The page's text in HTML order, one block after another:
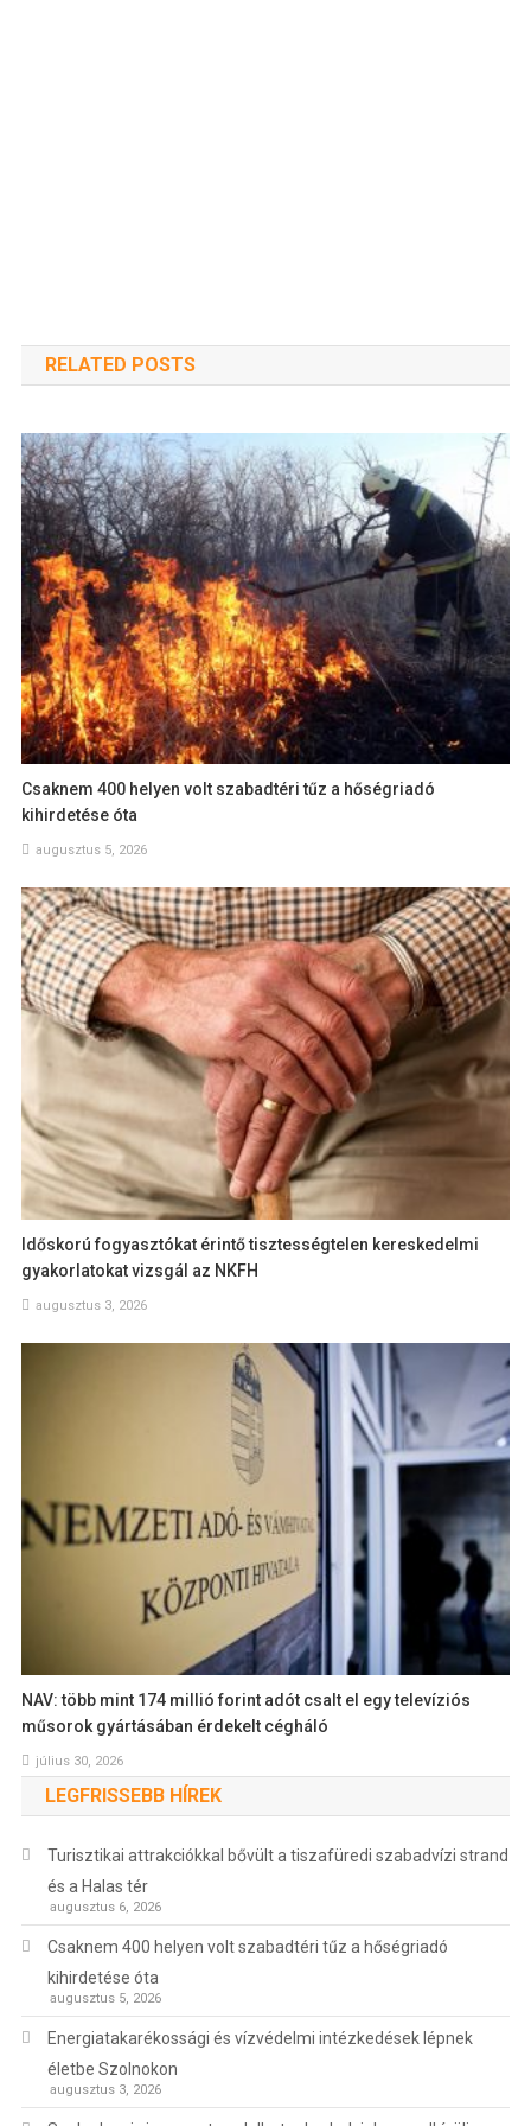
RELATED POSTS
Csaknem 400 helyen volt szabadtéri tűz a hőségriadó
kihirdetése óta
augusztus 5, 2026
Időskorú fogyasztókat érintő tisztességtelen kereskedelmi
gyakorlatokat vizsgál az NKFH
augusztus 3, 2026
NAV: több mint 174 millió forint adót csalt el egy televíziós
műsorok gyártásában érdekelt cégháló
július 30, 2026
LEGFRISSEBB HÍREK
Turisztikai attrakciókkal bővült a tiszafüredi szabadvízi strand
és a Halas tér
augusztus 6, 2026
Csaknem 400 helyen volt szabadtéri tűz a hőségriadó
kihirdetése óta
augusztus 5, 2026
Energiatakarékossági és vízvédelmi intézkedések lépnek
életbe Szolnokon
augusztus 3, 2026